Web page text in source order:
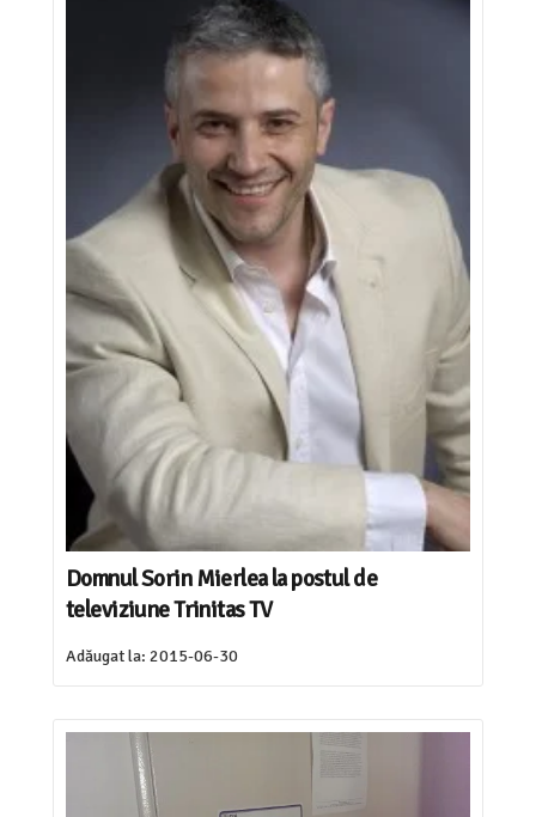
Domnul Sorin Mierlea la postul de
televiziune Trinitas TV
Adăugat la: 2015-06-30